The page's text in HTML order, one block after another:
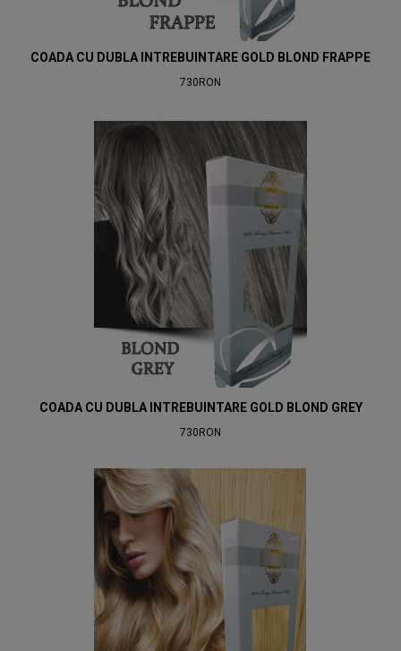
COADA CU DUBLA INTREBUINTARE GOLD BLOND FRAPPE
730RON
COADA CU DUBLA INTREBUINTARE GOLD BLOND GREY
730RON